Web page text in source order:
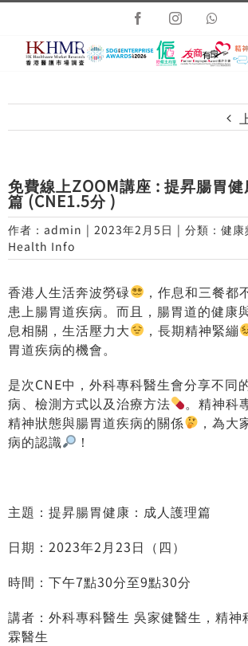
Skip
content
FacebookInstagram
免費線上ZOOM講座 : 提昇腸胃
篇 (CNE1.5分 )
作者： admin | 2023年2月5日 | 分類： 健康
Health Info
香港人生活奔波勞碌 ，作息和三餐都
患上腸胃道疾病。而且，腸胃道的健康
息相關，生活壓力大
，長期精神緊繃
胃道疾病的機會。
是次CNE中，外科專科醫生會分享不同
病、檢測方式以及治療方法
。精神科
精神狀態與腸胃道疾病的關係
，為大
病的認識
！
主題：提昇腸胃健康：成人護理篇
日期：2023年2月23日（四）
時間：下午7點30分至9點30分
講者：外科專科醫生 吳家健醫生，精神
霖醫生